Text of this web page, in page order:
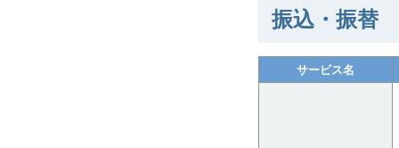
振込・振替
サービス名